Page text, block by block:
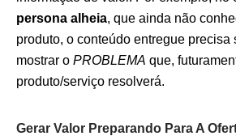
persona alheia, que ainda não
produto, o conteúdo entregue precisa
mostrar o PROBLEMA que,
produto/serviço resolverá.
Gerar Valor Preparando Para A